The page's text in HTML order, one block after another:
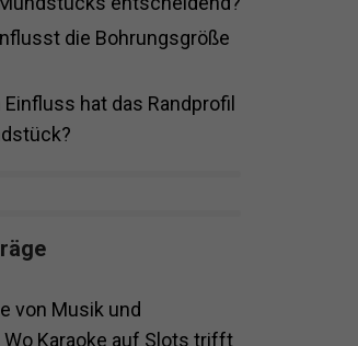
die Bohrungsgröße
hat das Randprofil
von Musik und
Karaoke auf Slots trifft